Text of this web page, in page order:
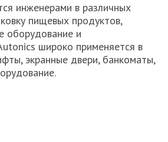
инженерами в различных
пищевых продуктов,
оборудование и
широко применяется в
экранные двери, банкоматы,